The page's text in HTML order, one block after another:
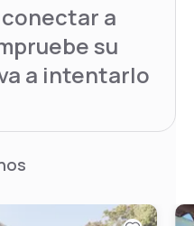
a
su
a intentarlo